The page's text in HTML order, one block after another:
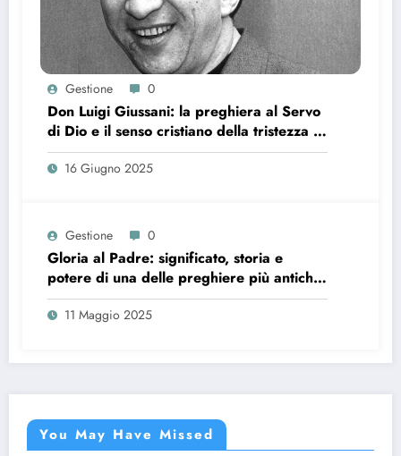
Gestione 0
Don Luigi Giussani: la preghiera al Servo
di Dio e il senso cristiano della tristezza e
della stanchezza
16 Giugno 2025
Gestione 0
Gloria al Padre: significato, storia e
potere di una delle preghiere più antiche
della Chiesa
11 Maggio 2025
You May Have Missed